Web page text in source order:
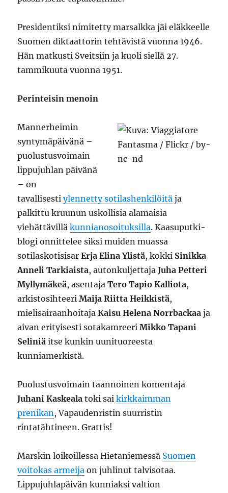
Presidentiksi nimitetty marsalkka jäi eläkkeelle
Suomen diktaattorin tehtävistä vuonna 1946.
Hän matkusti Sveitsiin ja kuoli siellä 27.
tammikuuta vuonna 1951.
Perinteisin menoin
Mannerheimin
syntymäpäivänä –
puolustusvoimain
lippujuhlan päivänä
– on
tavallisestiylennetty sotilashenkilöitä ja
palkittu kruunun uskollisia alamaisia
viehättävilläkunnianosoituksilla. Kaasuputki-
blogi onnittelee siksi muiden muassa
sotilaskotisisarErja Elina Ylistä, kokki Sinikka
Anneli Tarkiaista, autonkuljettajaJuha Petteri
Myllymäkeä, asentajaTero Tapio Kalliota,
arkistosihteeriMaija Riitta Heikkistä,
mielisairaanhoitajaKaisu Helena Norrbackaa ja
aivan erityisesti sotakamreeriMikko Tapani
Seliniä itse kunkin uunituoreesta
kunniamerkistä.
Puolustusvoimain taannoinen komentaja
Juhani Kaskeala toki saikirkkaimman
prenikan, Vapaudenristin suurristin
rintatähtineen. Grattis!
Marskin loikoillessa Hietaniemessä Suomen
voitokas armeija on juhlinut talvisotaa.
Lippujuhlapäivän kunniaksi valtion